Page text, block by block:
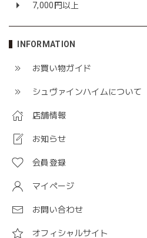
7,000円以上
INFORMATION
お買い物ガイド
シュヴァインハイムについて
店舗情報
お知らせ
会員登録
マイページ
お問い合わせ
オフィシャルサイト